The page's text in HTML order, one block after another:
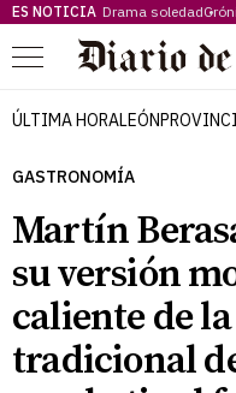
ES NOTICIA Drama soledad
Menú
ÚLTIMA HORALEÓN
GASTRONOMÍA
Martín
su versión
caliente de
tradicional